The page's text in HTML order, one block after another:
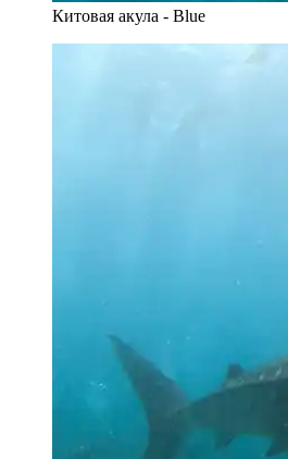
Китовая акула - Blue